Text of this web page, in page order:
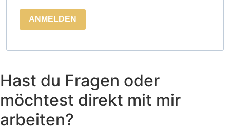
ANMELDEN
Hast du Fragen oder
möchtest direkt mit mir
arbeiten?